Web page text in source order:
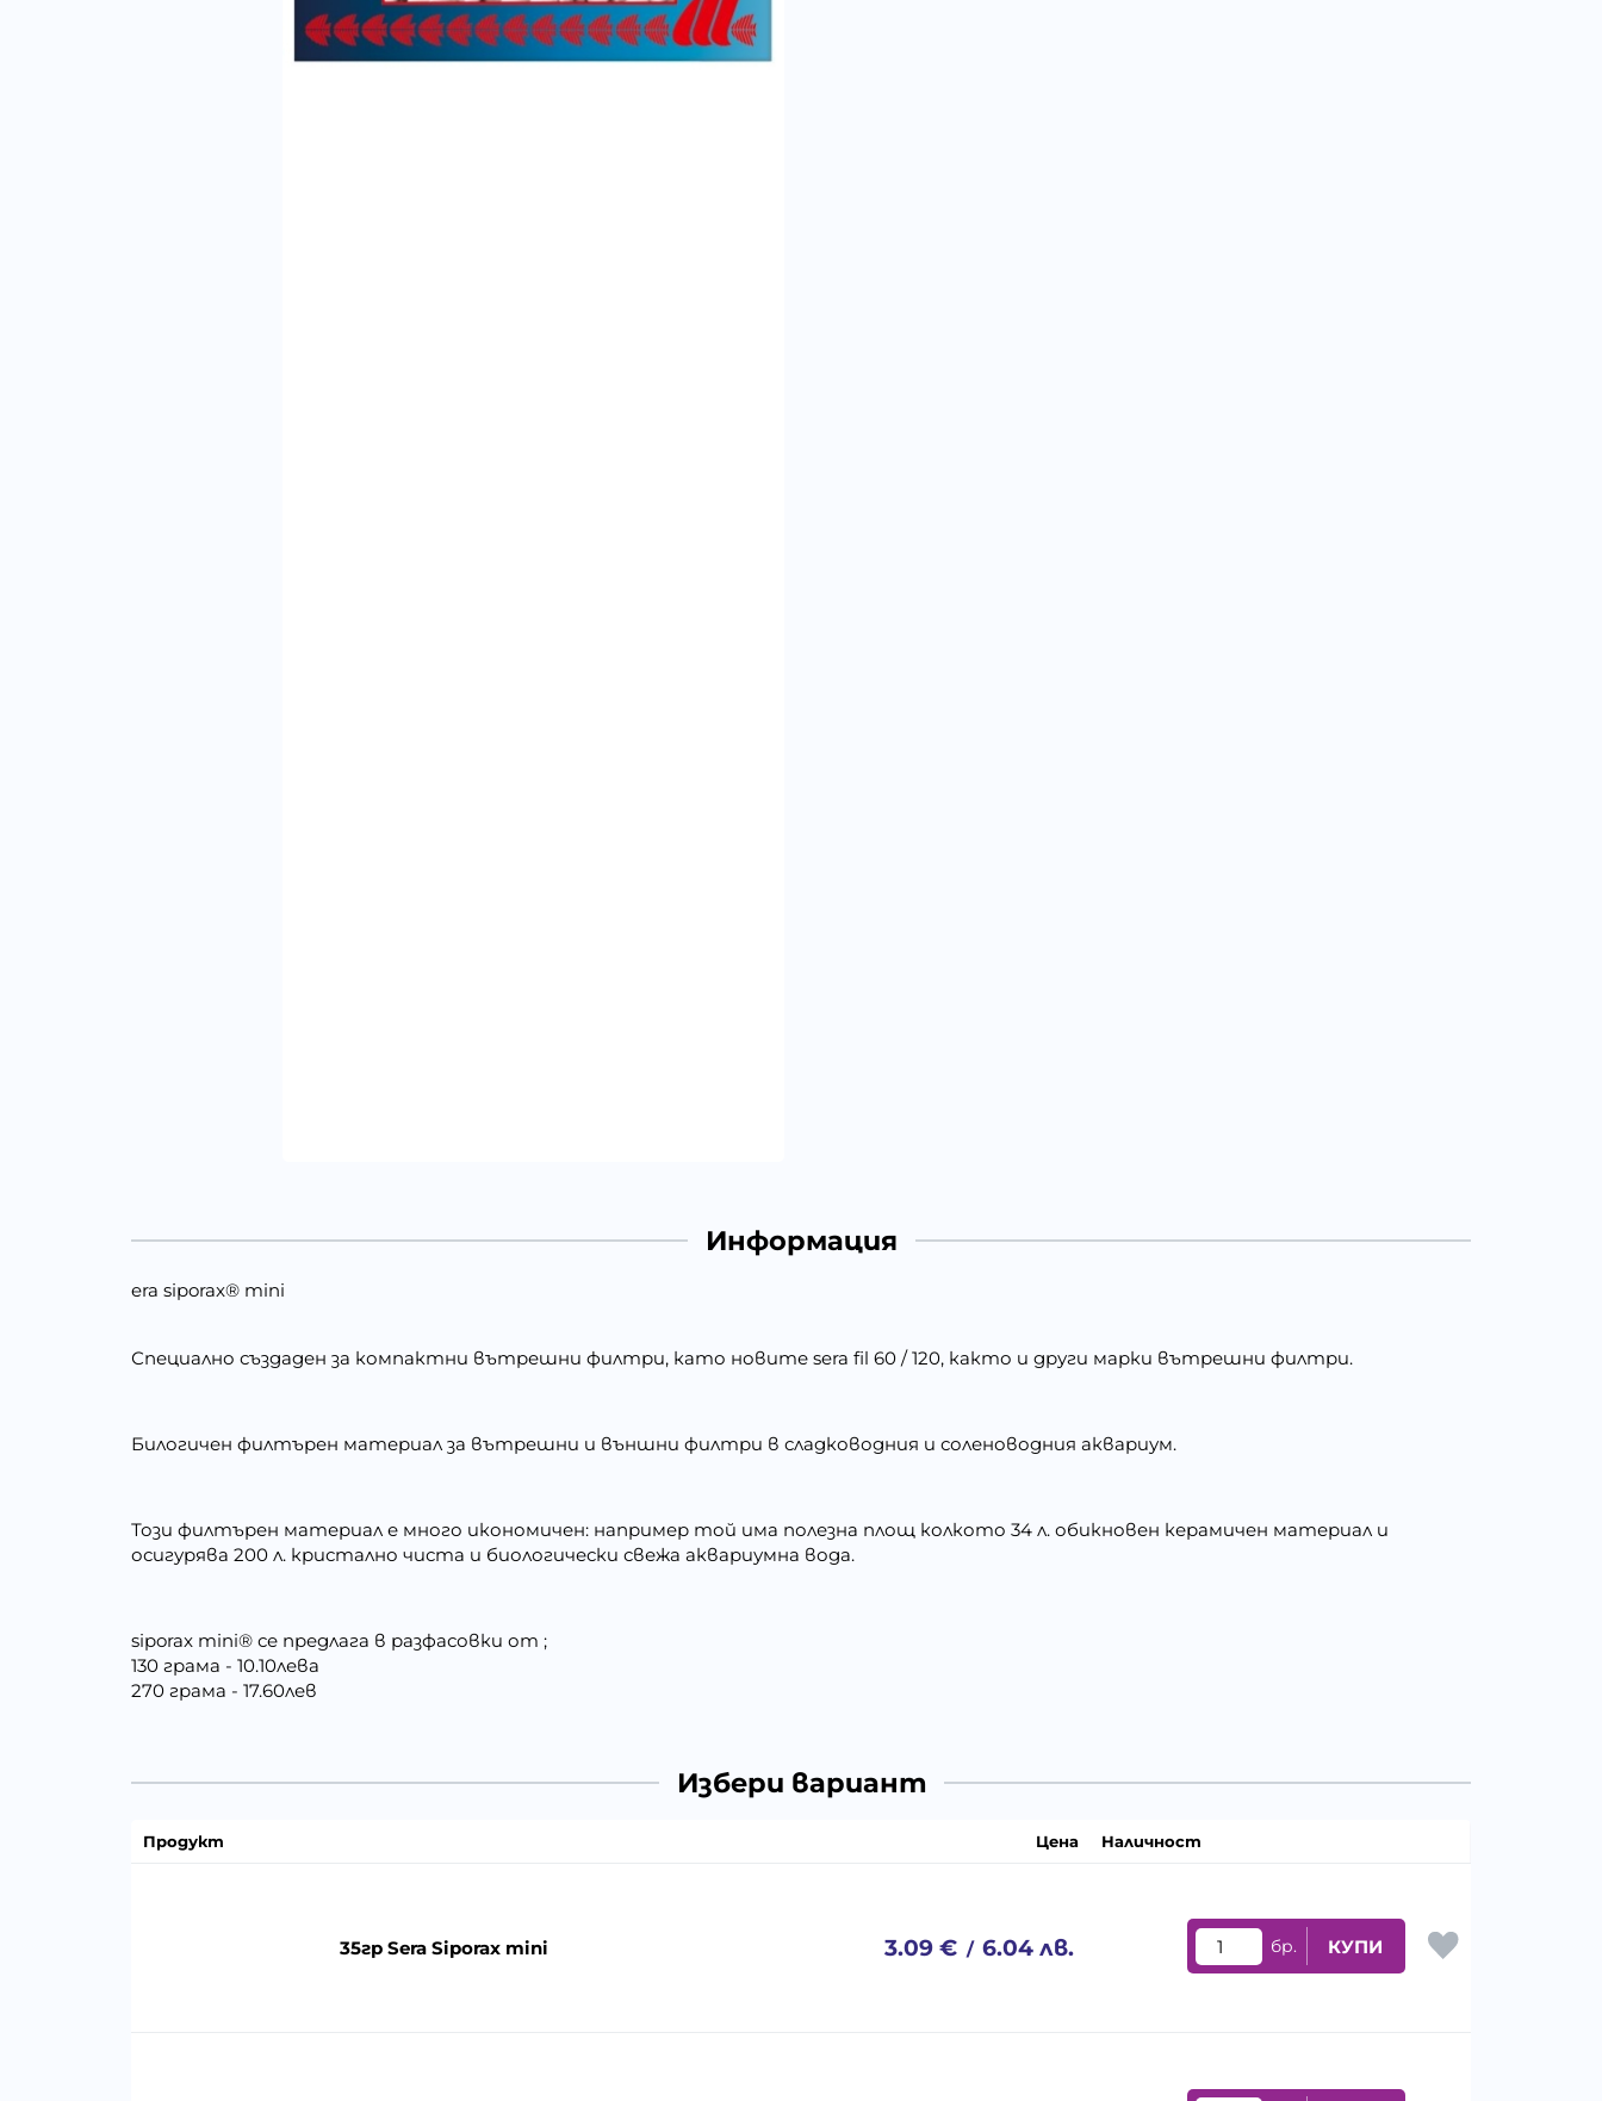
Информация
era siporax® mini
Специално създаден за компактни вътрешни филтри, като новите sera fil 60 / 120, както и други марки вътрешни филтри.
Билогичен филтърен материал за вътрешни и външни филтри в сладководния и соленоводния аквариум.
Този филтърен материал е много икономичен: например той има полезна площ колкото 34 л. обикновен керамичен материал и
осигурява 200 л. кристално чиста и биологически свежа аквариумна вода.
siporax mini® се предлага в разфасовки от ;
130 грама - 10.10лева
270 грама - 17.60лев
Избери вариант
Продукт Цена Наличност
35гр Sera Siporax mini 3.09 € / 6.04 лв. бр. КУПИ